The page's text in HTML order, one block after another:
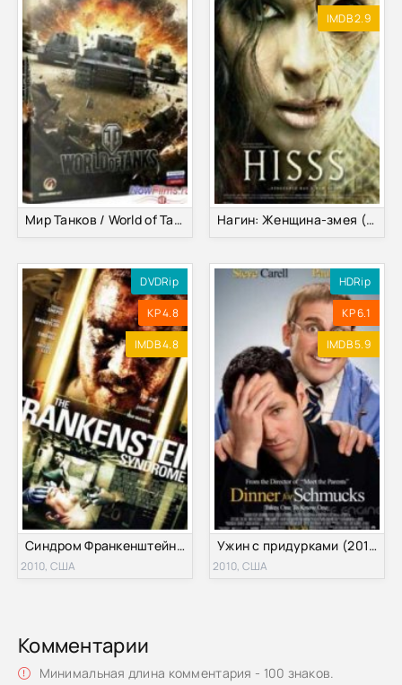
Мир Танков / World of Tanks [v0.8.10] (2010) PC | Лицензия
IMDB 2.9
Нагин: Женщина-змея (2010)
DVDRip
KP 4.8
IMDB 4.8
Синдром Франкенштейна (2010)
2010, США
HDRip
KP 6.1
IMDB 5.9
Ужин с придурками (2010)
2010, США
Комментарии
Минимальная длина комментария - 100 знаков.